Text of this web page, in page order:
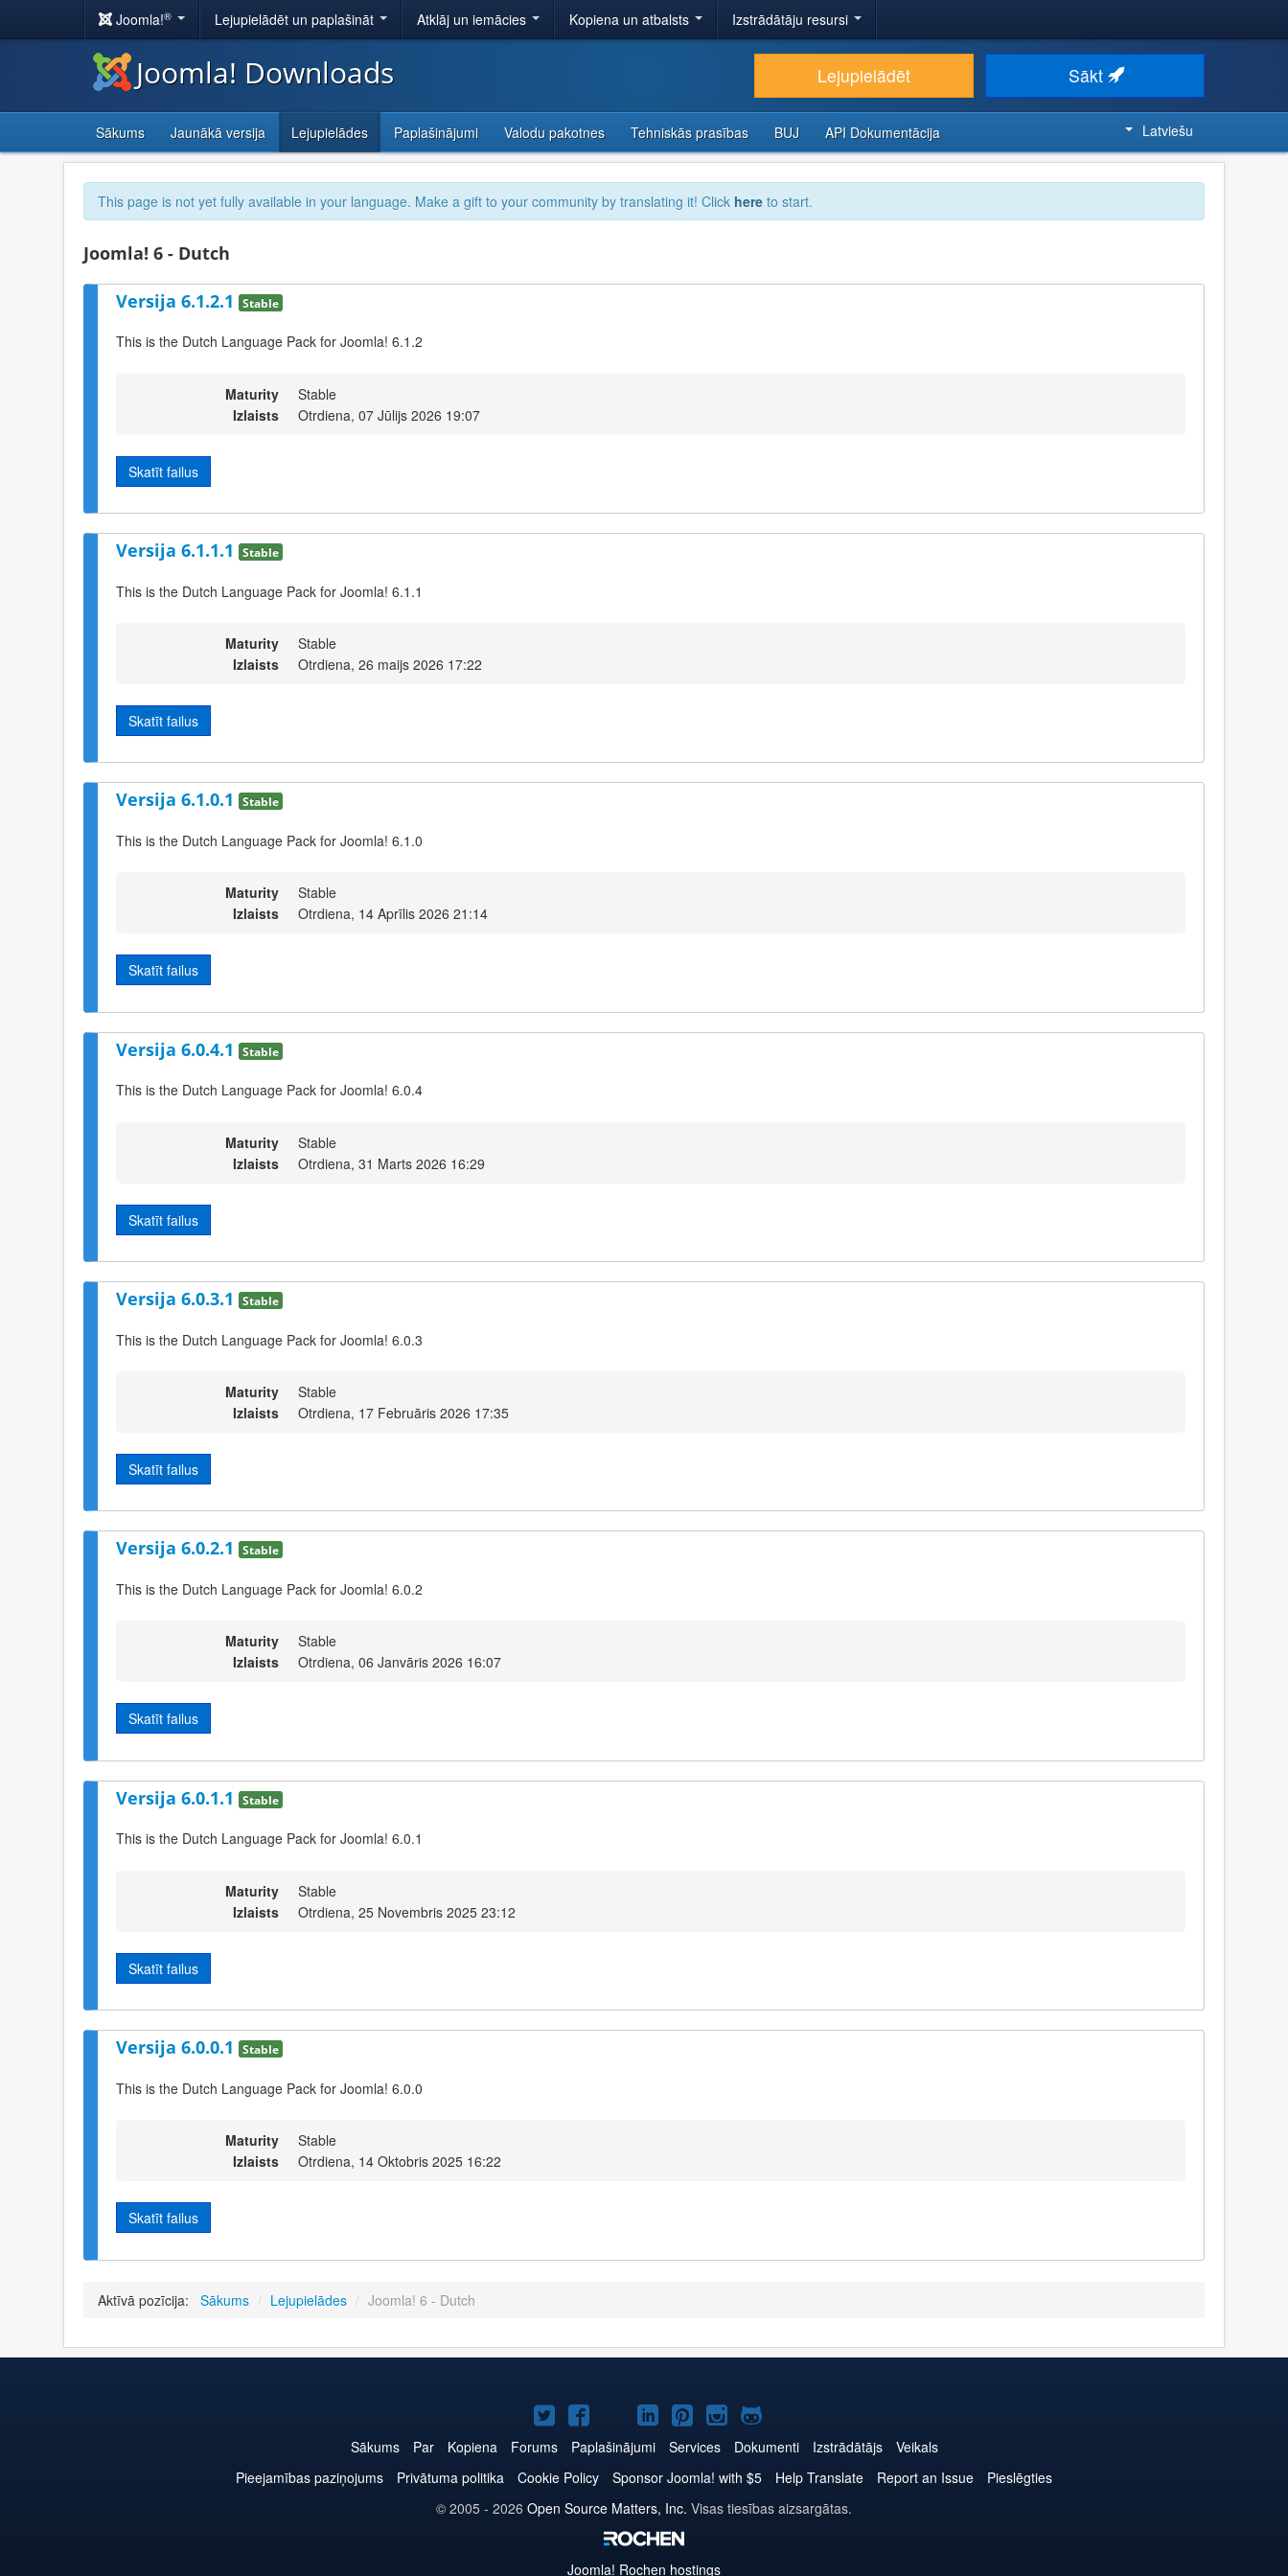
Joomla!® Lejupielādēt un paplašināt Atklāj un iemācies Kopiena un atbalsts Izstrādātāju resursi
Joomla! Downloads Lejupielādēt Sākt
Sākums Jaunākā versija Lejupielādes Paplašinājumi Valodu pakotnes Tehniskās prasības BUJ API Dokumentācija Latviešu
This page is not yet fully available in your language. Make a gift to your community by translating it! Click here to start.
Joomla! 6 - Dutch
Versija 6.1.2.1 Stable
This is the Dutch Language Pack for Joomla! 6.1.2
Maturity
Stable
Izlaists
Otrdiena, 07 Jūlijs 2026 19:07
Skatīt failus
Versija 6.1.1.1 Stable
This is the Dutch Language Pack for Joomla! 6.1.1
Maturity
Stable
Izlaists
Otrdiena, 26 maijs 2026 17:22
Skatīt failus
Versija 6.1.0.1 Stable
This is the Dutch Language Pack for Joomla! 6.1.0
Maturity
Stable
Izlaists
Otrdiena, 14 Aprīlis 2026 21:14
Skatīt failus
Versija 6.0.4.1 Stable
This is the Dutch Language Pack for Joomla! 6.0.4
Maturity
Stable
Izlaists
Otrdiena, 31 Marts 2026 16:29
Skatīt failus
Versija 6.0.3.1 Stable
This is the Dutch Language Pack for Joomla! 6.0.3
Maturity
Stable
Izlaists
Otrdiena, 17 Februāris 2026 17:35
Skatīt failus
Versija 6.0.2.1 Stable
This is the Dutch Language Pack for Joomla! 6.0.2
Maturity
Stable
Izlaists
Otrdiena, 06 Janvāris 2026 16:07
Skatīt failus
Versija 6.0.1.1 Stable
This is the Dutch Language Pack for Joomla! 6.0.1
Maturity
Stable
Izlaists
Otrdiena, 25 Novembris 2025 23:12
Skatīt failus
Versija 6.0.0.1 Stable
This is the Dutch Language Pack for Joomla! 6.0.0
Maturity
Stable
Izlaists
Otrdiena, 14 Oktobris 2025 16:22
Skatīt failus
Aktīvā pozīcija: Sākums / Lejupielādes / Joomla! 6 - Dutch
Joomla!
Twitter
Joomla!
Facebook
Joomla!
YouTube
Joomla!
LinkedIn
Joomla!
Pinterest
Joomla!
Instagram
Joomla!
GitHub
Sākums Par Kopiena Forums Paplašinājumi Services Dokumenti Izstrādātājs
Veikals
Pieejamības paziņojums
Privātuma politika Cookie Policy Sponsor Joomla! with $5 Help Translate Report an Issue
Pieslēgties
© 2005 - 2026 Open Source Matters, Inc. Visas tiesības aizsargātas.
Joomla! Rochen hostings